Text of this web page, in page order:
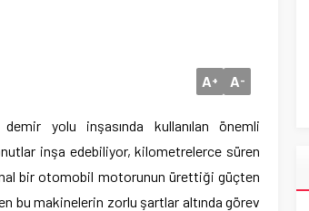
A+ A-
yolu inşasında kullanılan önemli
inşa edebiliyor, kilometrelerce süren
bir otomobil motorunun ürettiği güçten
bu makinelerin zorlu şartlar altında görev